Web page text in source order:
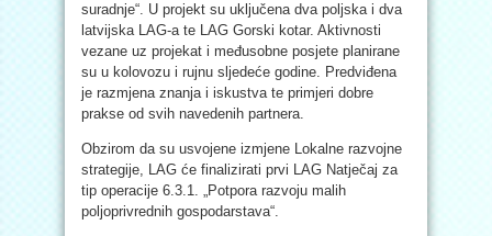
suradnje“. U projekt su uključena dva poljska i dva
latvijska LAG-a te LAG Gorski kotar. Aktivnosti
vezane uz projekat i međusobne posjete planirane
su u kolovozu i rujnu sljedeće godine. Predviđena
je razmjena znanja i iskustva te primjeri dobre
prakse od svih navedenih partnera.
Obzirom da su usvojene izmjene Lokalne razvojne
strategije, LAG će finalizirati prvi LAG Natječaj za
tip operacije 6.3.1. „Potpora razvoju malih
poljoprivrednih gospodarstava“.